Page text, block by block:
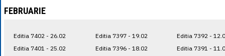
FEBRUARIE
Editia 7402 - 26.02
Editia 7401 - 25.02
Editia 7397 - 19.02
Editia 7396 - 18.02
Editia 7392 -
Editia 7391 -